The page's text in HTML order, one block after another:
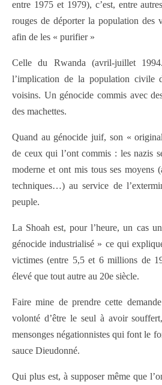
entre 1975 et 1979), c’est, entre
rouges de déporter la population des
afin de les « purifier »
Celle du Rwanda (avril-juillet
l’implication de la population civile
voisins. Un génocide commis avec
des machettes.
Quand au génocide juif, son «
de ceux qui l’ont commis : les nazis
moderne et ont mis tous ses moyens
techniques…) au service de
peuple.
La Shoah est, pour l’heure, un cas
génocide industrialisé » ce qui
victimes (entre 5,5 et 6 millions de
élevé que tout autre au 20e siècle.
Faire mine de prendre cette
volonté d’être le seul à avoir
mensonges négationnistes qui font le
sauce Dieudonné.
Qui plus est, à supposer même que